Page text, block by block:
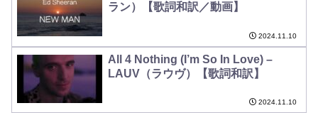
ラン）【歌詞和訳／動画】
2024.11.10
All 4 Nothing (I’m So In Love) –
LAUV（ラウヴ）【歌詞和訳】
2024.11.10